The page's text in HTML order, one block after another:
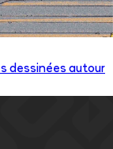
dessinées autour